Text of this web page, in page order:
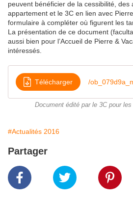
peuvent bénéficier de la cessibilité, des
appartement et le 3C en lien avec
formulaire à compléter où figurent les
La présentation de ce document
aussi bien pour l’Accueil de Pierre &
intéressés.
Télécharger
Document édité par le 3C pour
#Actualités 2016
Partager